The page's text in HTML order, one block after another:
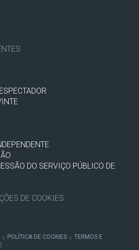
DO SERVIÇO PÚBLICO DE
DE COOKIES
| POLÍTICA DE COOKIES |
TERMOS E